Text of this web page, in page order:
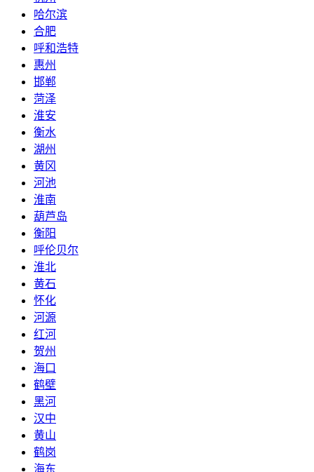
哈尔滨
合肥
呼和浩特
惠州
邯郸
菏泽
淮安
衡水
湖州
黄冈
河池
淮南
葫芦岛
衡阳
呼伦贝尔
淮北
黄石
怀化
河源
红河
贺州
海口
鹤壁
黑河
汉中
黄山
鹤岗
海东